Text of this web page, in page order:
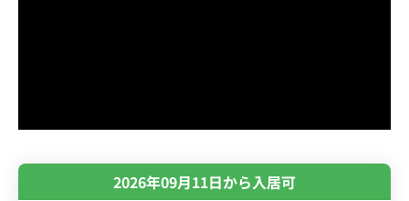
2026年09月11日から入居可